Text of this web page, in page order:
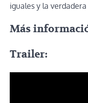
iguales y la
Más
Trailer: